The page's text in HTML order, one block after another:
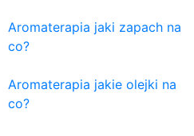
Aromaterapia jaki zapach na
co?
Aromaterapia jakie olejki na
co?